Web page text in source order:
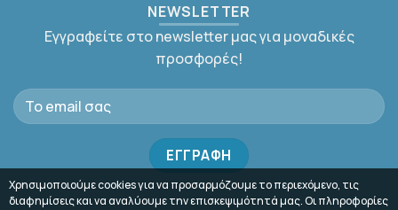
NEWSLETTER
Εγγραφείτε στο newsletter μας για μοναδικές
προσφορές!
Χρησιμοποιούμε cookies για να προσαρμόζουμε το περιεχόμενο, τις
διαφημίσεις και να αναλύουμε την επισκεψιμότητά μας. Οι πληροφορίες